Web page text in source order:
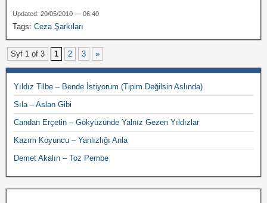
Updated: 20/05/2010 — 06:40
Tags: Ceza Şarkıları
Syf 1 of 3 1 2 3 »
Yıldız Tilbe – Bende İstiyorum (Tipim Değilsin Aslında)
Sıla – Aslan Gibi
Candan Erçetin – Gökyüzünde Yalnız Gezen Yıldızlar
Kazım Koyuncu – Yanlızlığı Anla
Demet Akalın – Toz Pembe